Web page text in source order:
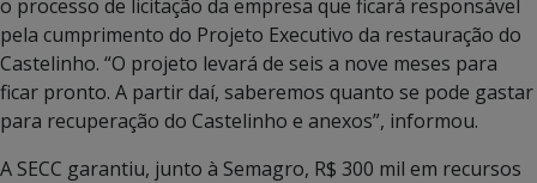
o processo de licitação da empresa que ficará responsável
pela cumprimento do Projeto Executivo da restauração do
Castelinho. “O projeto levará de seis a nove meses para
ficar pronto. A partir daí, saberemos quanto se pode gastar
para recuperação do Castelinho e anexos”, informou.
A SECC garantiu, junto à Semagro, R$ 300 mil em recursos